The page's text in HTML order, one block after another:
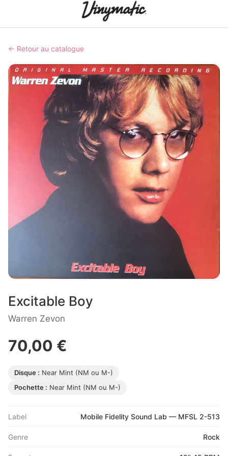
← Retour au catalogue
Excitable Boy
Warren Zevon
70,00 €
Disque : Near Mint (NM ou M-)
Pochette : Near Mint (NM ou M-)
Label Mobile Fidelity Sound Lab — MFSL 2-513
Genre Rock